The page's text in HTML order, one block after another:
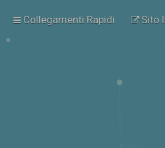
Collegamenti Rapidi Sito